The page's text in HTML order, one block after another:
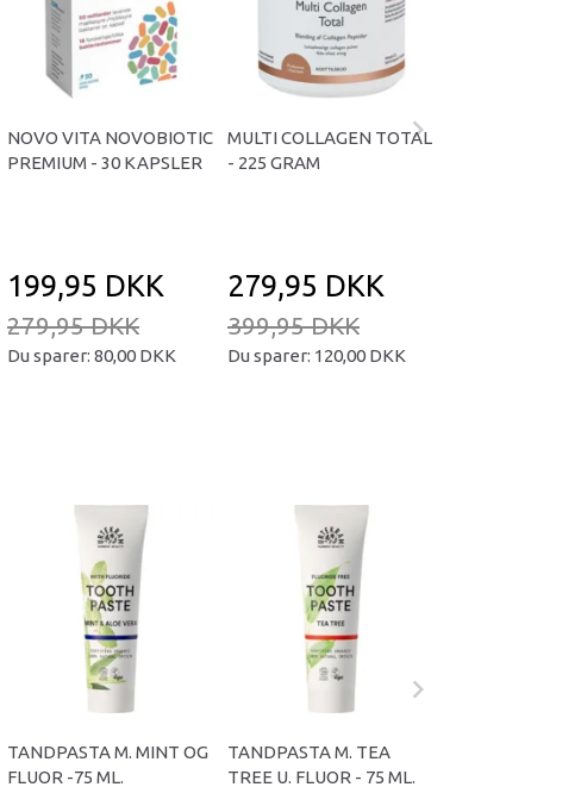
NOVO VITA NOVOBIOTIC
PREMIUM - 30 KAPSLER
199,95 DKK
279,95 DKK
Du sparer: 80,00 DKK
MULTI COLLAGEN TOTAL
- 225 GRAM
279,95 DKK
399,95 DKK
Du sparer: 120,00 DKK
TANDPASTA M. MINT OG
FLUOR -75 ML.
TANDPASTA M. TEA
TREE U. FLUOR - 75 ML.